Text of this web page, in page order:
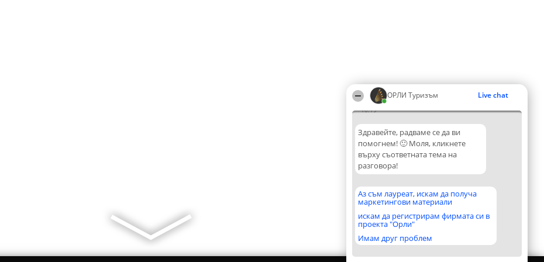
ОРЛИ Туризъм Live chat
10:19
Здравейте, радваме се да ви
помогнем! 🙂 Моля, кликнете
върху съответната тема на
разговора!
Аз съм лауреат, искам да получа
маркетингови материали
искам да регистрирам фирмата си в
проекта "Орли"
Имам друг проблем